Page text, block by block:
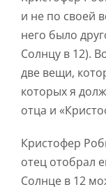
и не по своей
него было
Солнцу в 12).
две вещи,
которых я
отца и
Кристофер
отец отобрал
Солнце в 12